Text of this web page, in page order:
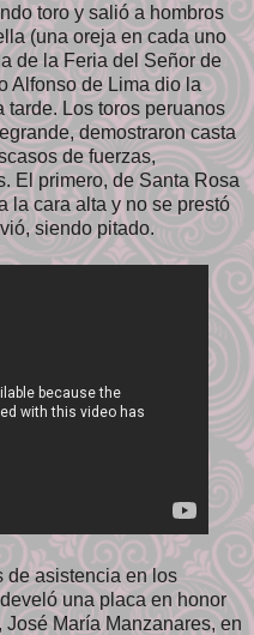
toro y salió a hombros
(una oreja en cada uno
de la Feria del Señor de
Alfonso de Lima dio la
tarde. Los toros peruanos
demostraron casta
de fuerzas,
El primero, de Santa Rosa
la cara alta y no se prestó
siendo pitado.
de asistencia en los
una placa en honor
María Manzanares, en